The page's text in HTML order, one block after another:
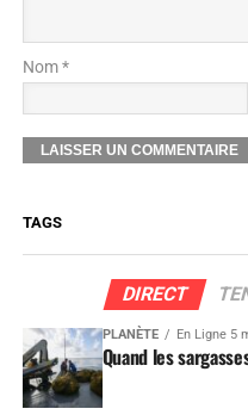
Nom *
TAGS
DIRECT
PLANÈTE En Ligne 5
Quand les